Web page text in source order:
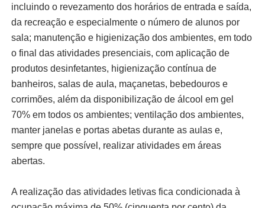
incluindo o revezamento dos horários de entrada e saída,
da recreação e especialmente o número de alunos por
sala; manutenção e higienização dos ambientes, em todo
o final das atividades presenciais, com aplicação de
produtos desinfetantes, higienização contínua de
banheiros, salas de aula, maçanetas, bebedouros e
corrimões, além da disponibilização de álcool em gel
70% em todos os ambientes; ventilação dos ambientes,
manter janelas e portas abetas durante as aulas e,
sempre que possível, realizar atividades em áreas
abertas.
A realização das atividades letivas fica condicionada à